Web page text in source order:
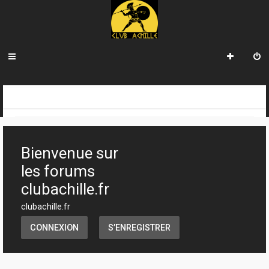
Bienvenue sur
les forums
clubachille.fr
clubachille.fr
CONNEXION S’ENREGISTRER